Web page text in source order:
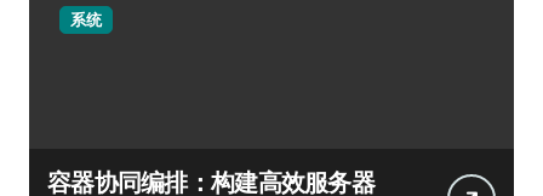
系统
容器协同编排：构建高效服务器